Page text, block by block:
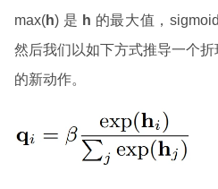
max(h) 是 h 的最大值，
然后我们以如下方式推导一个
的新动作。